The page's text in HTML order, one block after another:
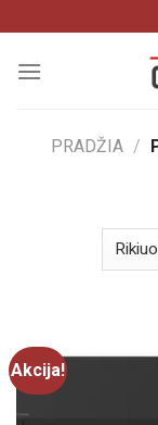
prie
turinio
PRADŽIA /
Akcija!